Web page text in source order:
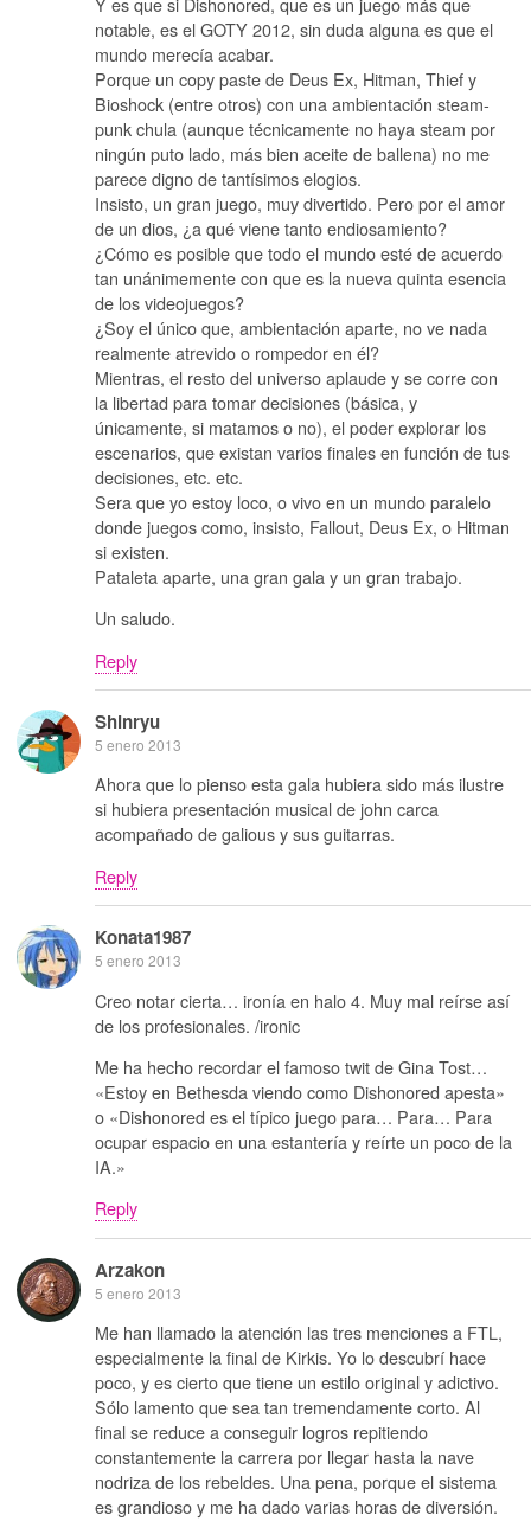
notable, es el GOTY 2012, sin duda alguna es que el
mundo merecía acabar.
Porque un copy paste de Deus Ex, Hitman, Thief y
Bioshock (entre otros) con una ambientación steam-
punk chula (aunque técnicamente no haya steam por
ningún puto lado, más bien aceite de ballena) no me
parece digno de tantísimos elogios.
Insisto, un gran juego, muy divertido. Pero por el amor
de un dios, ¿a qué viene tanto endiosamiento?
¿Cómo es posible que todo el mundo esté de acuerdo
tan unánimemente con que es la nueva quinta esencia
de los videojuegos?
¿Soy el único que, ambientación aparte, no ve nada
realmente atrevido o rompedor en él?
Mientras, el resto del universo aplaude y se corre con
la libertad para tomar decisiones (básica, y
únicamente, si matamos o no), el poder explorar los
escenarios, que existan varios finales en función de tus
decisiones, etc. etc.
Sera que yo estoy loco, o vivo en un mundo paralelo
donde juegos como, insisto, Fallout, Deus Ex, o Hitman
si existen.
Pataleta aparte, una gran gala y un gran trabajo.
Un saludo.
Reply
Shinryu
5 enero 2013
Ahora que lo pienso esta gala hubiera sido más ilustre
si hubiera presentación musical de john carca
acompañado de galious y sus guitarras.
Reply
Konata1987
5 enero 2013
Creo notar cierta… ironía en halo 4. Muy mal reírse así
de los profesionales. /ironic
Me ha hecho recordar el famoso twit de Gina Tost…
«Estoy en Bethesda viendo como Dishonored apesta»
o «Dishonored es el típico juego para… Para… Para
ocupar espacio en una estantería y reírte un poco de la
IA.»
Reply
Arzakon
5 enero 2013
Me han llamado la atención las tres menciones a FTL,
especialmente la final de Kirkis. Yo lo descubrí hace
poco, y es cierto que tiene un estilo original y adictivo.
Sólo lamento que sea tan tremendamente corto. Al
final se reduce a conseguir logros repitiendo
constantemente la carrera por llegar hasta la nave
nodriza de los rebeldes. Una pena, porque el sistema
es grandioso y me ha dado varias horas de diversión.